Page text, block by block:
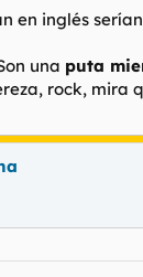
en inglés
una puta
rock, mira